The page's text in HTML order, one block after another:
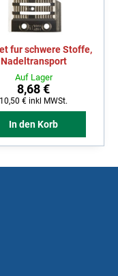
fur schwere Stoffe,
Nadeltransport
Auf Lager
8,68 €
10,50 € inkl MWSt.
In den Korb